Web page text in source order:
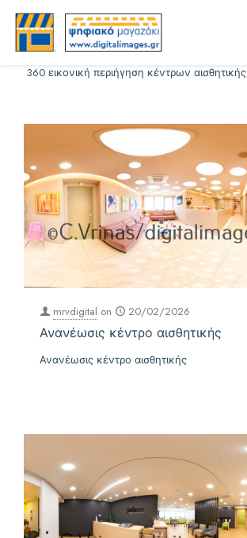
360 εικονική περιήγηση κέντρων αισθητικής
mrvdigital on 20/02/2026
Ανανέωσις κέντρο αισθητικής
Ανανέωσις κέντρο αισθητικής